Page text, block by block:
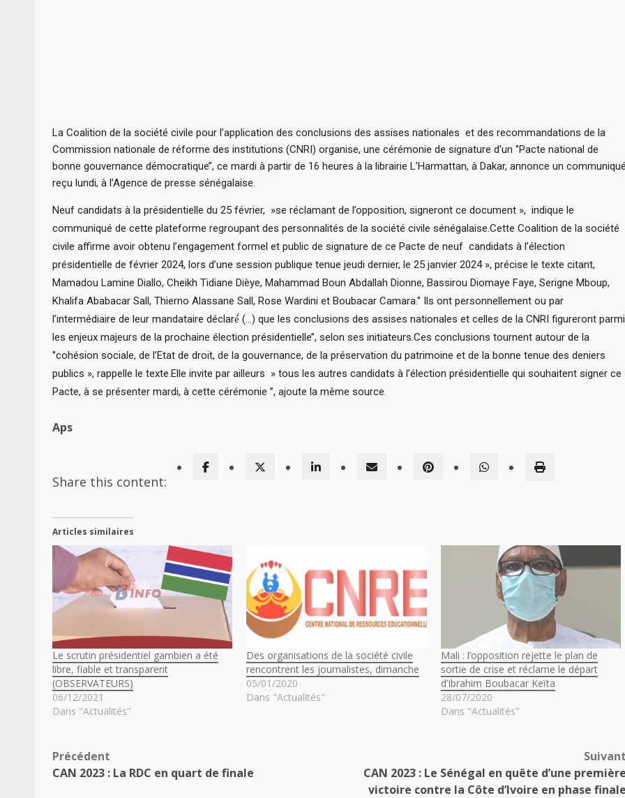
La Coalition de la société civile pour l’application des conclusions des assises nationales et des recommandations de la
Commission nationale de réforme des institutions (CNRI) organise, une cérémonie de signature d’un ‘’Pacte national de
bonne gouvernance démocratique’’, ce mardi à partir de 16 heures à la librairie L’Harmattan, à Dakar, annonce un communiqué
reçu lundi, à l’Agence de presse sénégalaise.
Neuf candidats à la présidentielle du 25 février, »se réclamant de l’opposition, signeront ce document », indique le
communiqué de cette plateforme regroupant des personnalités de la société civile sénégalaise.Cette Coalition de la société
civile affirme avoir obtenu l’engagement formel et public de signature de ce Pacte de neuf candidats à l’élection
présidentielle de février 2024, lors d’une session publique tenue jeudi dernier, le 25 janvier 2024 », précise le texte citant,
Mamadou Lamine Diallo, Cheikh Tidiane Dièye, Mahammad Boun Abdallah Dionne, Bassirou Diomaye Faye, Serigne Mboup,
Khalifa Ababacar Sall, Thierno Alassane Sall, Rose Wardini et Boubacar Camara.‘’ Ils ont personnellement ou par
l’intermédiaire de leur mandataire déclaré́ (…) que les conclusions des assises nationales et celles de la CNRI figureront parmi
les enjeux majeurs de la prochaine élection présidentielle’’, selon ses initiateurs.Ces conclusions tournent autour de la
‘’cohésion sociale, de l’Etat de droit, de la gouvernance, de la préservation du patrimoine et de la bonne tenue des deniers
publics », rappelle le texte.Elle invite par ailleurs » tous les autres candidats à l’élection présidentielle qui souhaitent signer ce
Pacte, à se présenter mardi, à cette cérémonie ’’, ajoute la même source.
Aps
Share this content:
Articles similaires
Le scrutin présidentiel gambien a été
libre, fiable et transparent
(OBSERVATEURS)
06/12/2021
Dans "Actualités"
Des organisations de la société civile
rencontrent les journalistes, dimanche
05/01/2020
Dans "Actualités"
Mali : l’opposition rejette le plan de
sortie de crise et réclame le départ
d’Ibrahim Boubacar Keïta
28/07/2020
Dans "Actualités"
Navigation
Précédent
CAN 2023 : La RDC en quart de finale
Suivant
CAN 2023 : Le Sénégal en quête d’une première
victoire contre la Côte d’Ivoire en phase finale